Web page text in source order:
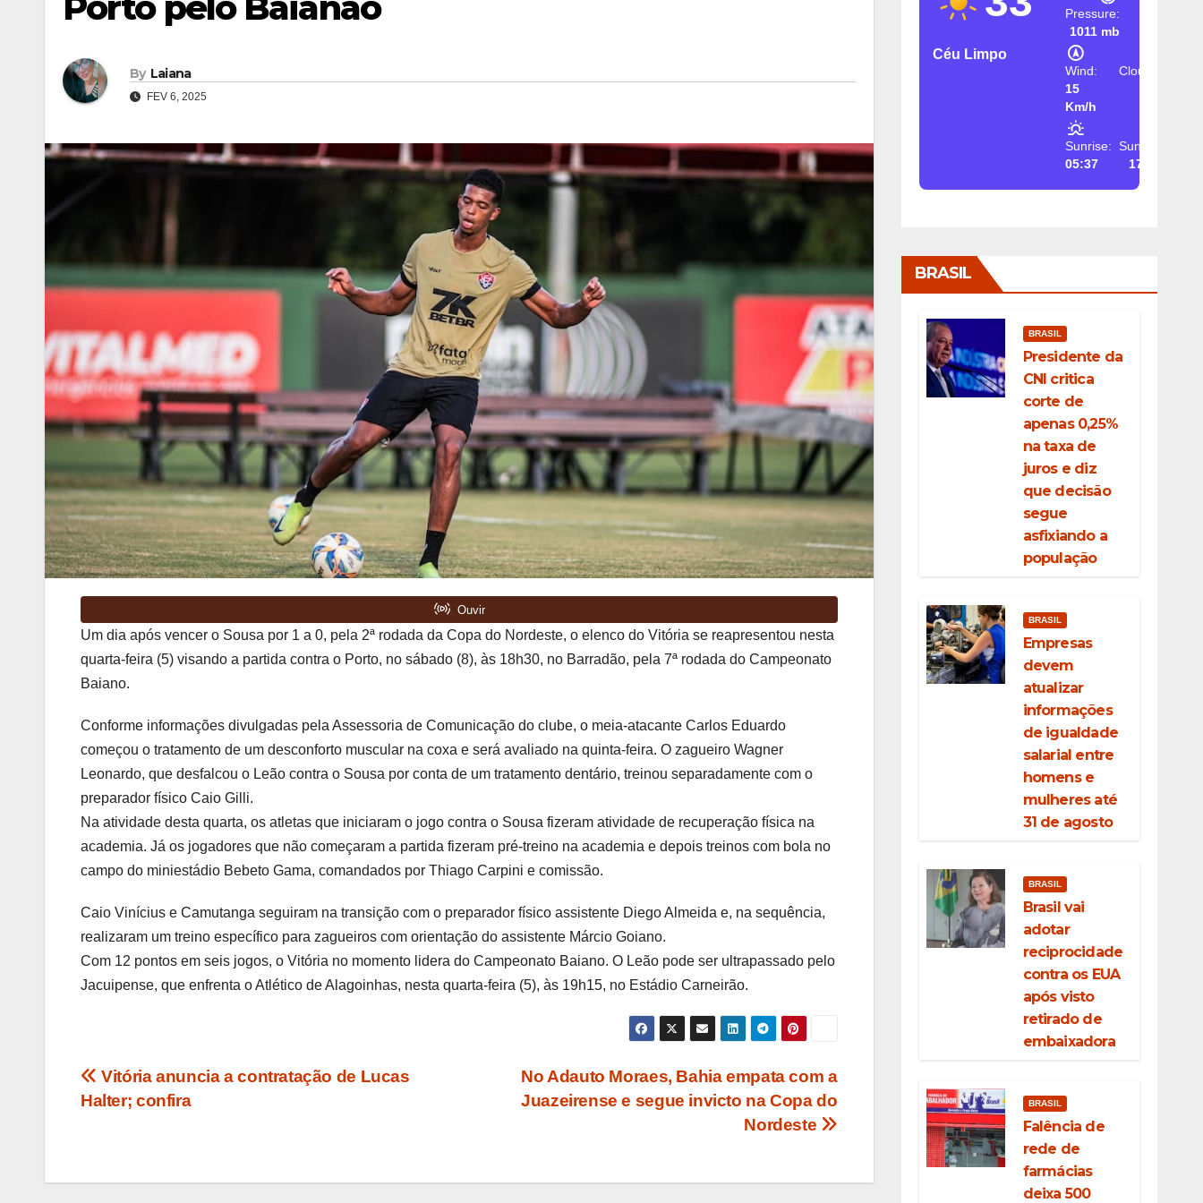
By Laiana
FEV 6, 2025
Um dia após vencer o Sousa por 1 a 0, pela 2ª rodada da Copa do Nordeste, o elenco do Vitória se reapresentou nesta
quarta-feira (5) visando a partida contra o Porto, no sábado (8), às 18h30, no Barradão, pela 7ª rodada do Campeonato
Baiano.
Conforme informações divulgadas pela Assessoria de Comunicação do clube, o meia-atacante Carlos Eduardo
começou o tratamento de um desconforto muscular na coxa e será avaliado na quinta-feira. O zagueiro Wagner
Leonardo, que desfalcou o Leão contra o Sousa por conta de um tratamento dentário, treinou separadamente com o
preparador físico Caio Gilli.
Na atividade desta quarta, os atletas que iniciaram o jogo contra o Sousa fizeram atividade de recuperação física na
academia. Já os jogadores que não começaram a partida fizeram pré-treino na academia e depois treinos com bola no
campo do miniestádio Bebeto Gama, comandados por Thiago Carpini e comissão.
Caio Vinícius e Camutanga seguiram na transição com o preparador físico assistente Diego Almeida e, na sequência,
realizaram um treino específico para zagueiros com orientação do assistente Márcio Goiano.
Com 12 pontos em seis jogos, o Vitória no momento lidera do Campeonato Baiano. O Leão pode ser ultrapassado pelo
Jacuipense, que enfrenta o Atlético de Alagoinhas, nesta quarta-feira (5), às 19h15, no Estádio Carneirão.
Navegação
No Adauto Moraes, Bahia empata com a
Juazeirense e segue invicto na Copa do
Nordeste
Vitória anuncia a contratação de Lucas
Halter; confira
Céu Limpo
Pressure:
1011 mb
Wind:
15
Km/h
Clouds:
Sunrise:
05:37
Sunset:
17:26
BRASIL
BRASIL
Presidente da
CNI critica
corte de
apenas 0,25%
na taxa de
juros e diz
que decisão
segue
asfixiando a
população
BRASIL
Empresas
devem
atualizar
informações
de igualdade
salarial entre
homens e
mulheres até
31 de agosto
BRASIL
Brasil vai
adotar
reciprocidade
contra os EUA
após visto
retirado de
embaixadora
BRASIL
Falência de
rede de
farmácias
deixa 500